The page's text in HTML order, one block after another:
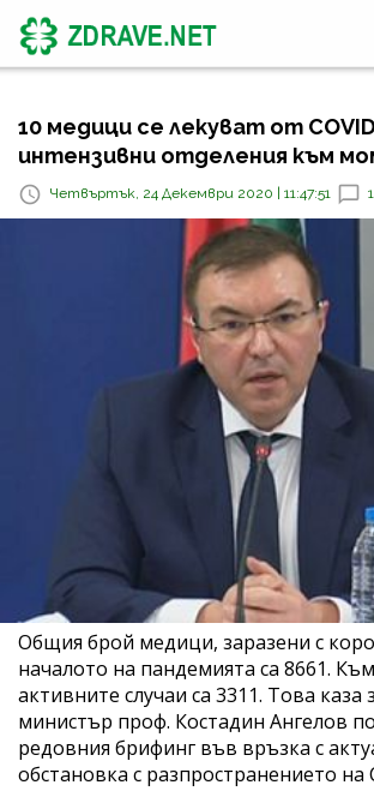
10 медици се лекуват от
интензивни отделения към
Четвъртък, 24 Декември 2020 | 11:47:51 1
Общия брой медици, заразени с
началото на пандемията са 8661.
активните случаи са 3311. Това каза
министър проф. Костадин Ангелов
редовния брифинг във връзка с
обстановка с разпространението на